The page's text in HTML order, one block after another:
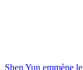
Shen Yun emmène